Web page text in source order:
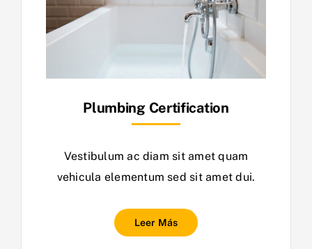
Plumbing Certification
Vestibulum ac diam sit amet quam
vehicula elementum sed sit amet dui.
Leer Más